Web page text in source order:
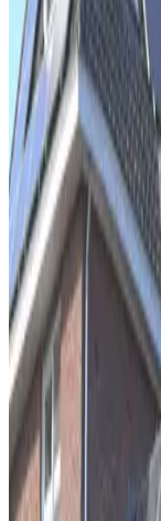
Terras (algemeen
Tuin
Speelterrein
BBQ-
Spelletjes aanwezig
Keuken
Niet roken in
WiFi (gratis)
Meer voorzieningen
Kies je
Kies je verblijfsdata
Kies je
Datums
Kies je verblijfsdata
Personen